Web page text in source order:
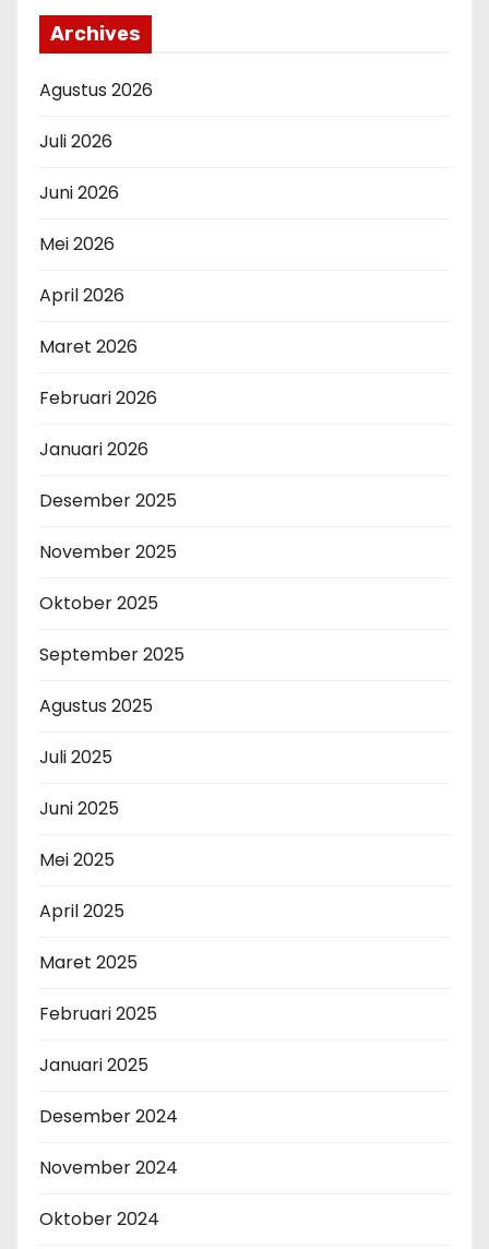
Archives
Agustus 2026
Juli 2026
Juni 2026
Mei 2026
April 2026
Maret 2026
Februari 2026
Januari 2026
Desember 2025
November 2025
Oktober 2025
September 2025
Agustus 2025
Juli 2025
Juni 2025
Mei 2025
April 2025
Maret 2025
Februari 2025
Januari 2025
Desember 2024
November 2024
Oktober 2024